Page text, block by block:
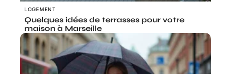
LOGEMENT
Quelques idées de terrasses pour votre
maison à Marseille